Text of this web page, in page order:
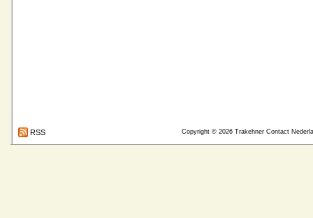
Copyright © 2026 Trakehner Contact
RSS